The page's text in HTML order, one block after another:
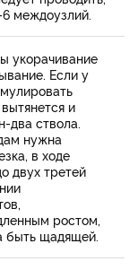
междоузлий.
укорачивание
Если у
и
два ствола.
нужна
в ходе
двух третей
ростом,
быть щадящей.